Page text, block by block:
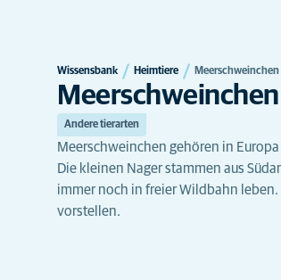
Wissensbank Heimtiere Meerschweinchen
Meerschweinchen
Andere tierarten
Meerschweinchen gehören in
Die kleinen Nager stammen aus
immer noch in freier Wildbahn
vorstellen.